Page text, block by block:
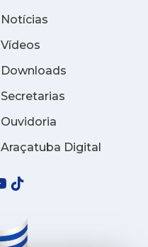
Notícias
Vídeos
Downloads
Secretarias
Ouvidoria
Araçatuba Digital